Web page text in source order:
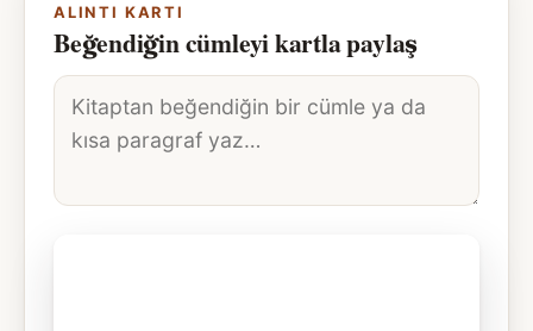
ALINTI KARTI
Beğendiğin cümleyi kartla paylaş
Alıntı
metni